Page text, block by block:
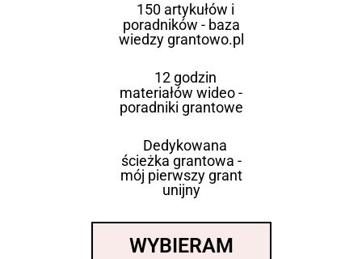
150 artykułów i
poradników - baza
wiedzy grantowo.pl
12 godzin
materiałów wideo -
poradniki grantowe
Dedykowana
ścieżka grantowa -
mój pierwszy grant
unijny
WYBIERAM